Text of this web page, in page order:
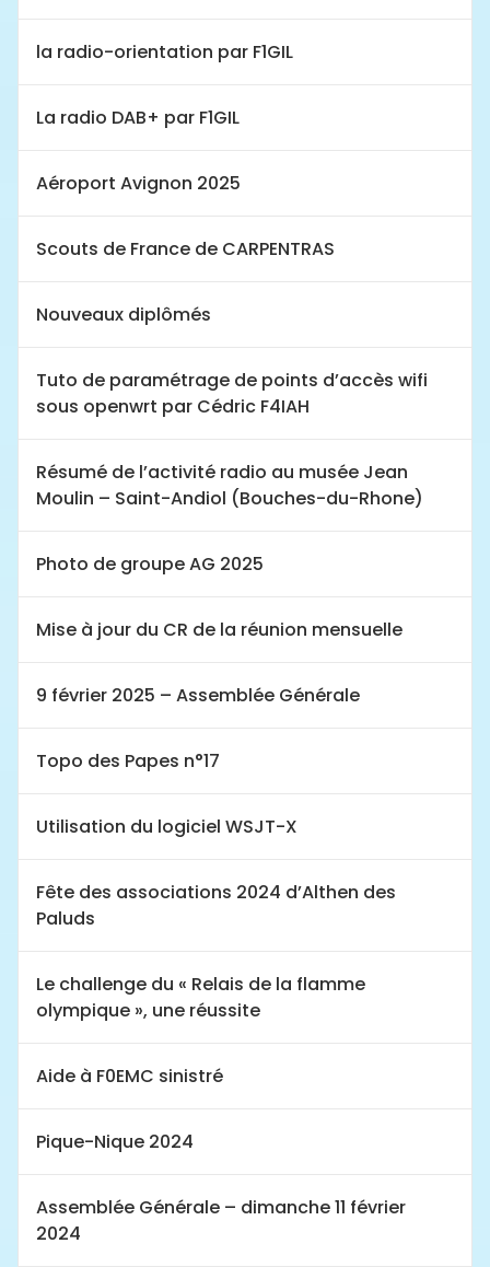
la radio-orientation par F1GIL
La radio DAB+ par F1GIL
Aéroport Avignon 2025
Scouts de France de CARPENTRAS
Nouveaux diplômés
Tuto de paramétrage de points d’accès wifi
sous openwrt par Cédric F4IAH
Résumé de l’activité radio au musée Jean
Moulin – Saint-Andiol (Bouches-du-Rhone)
Photo de groupe AG 2025
Mise à jour du CR de la réunion mensuelle
9 février 2025 – Assemblée Générale
Topo des Papes n°17
Utilisation du logiciel WSJT-X
Fête des associations 2024 d’Althen des
Paluds
Le challenge du « Relais de la flamme
olympique », une réussite
Aide à F0EMC sinistré
Pique-Nique 2024
Assemblée Générale – dimanche 11 février
2024